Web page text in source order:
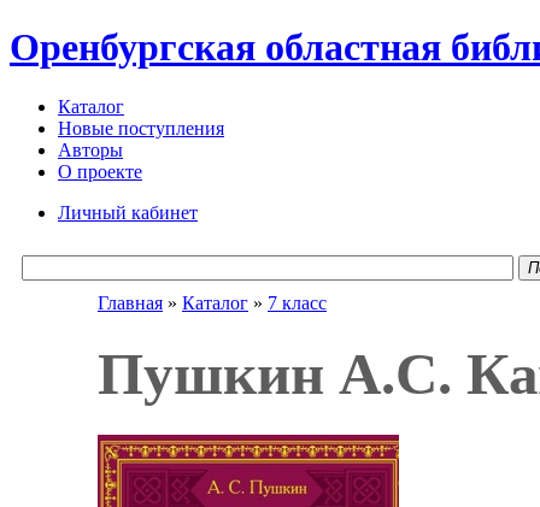
Оренбургская областная
Каталог
Новые поступления
Авторы
О проекте
Личный кабинет
Главная » Каталог » 7 класс
Пушкин А.С.